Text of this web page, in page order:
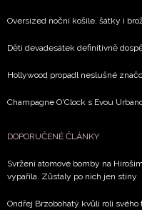
Oversized noční košile, šátky i
Děti devadesátek definitivně
Hollywood propadl neslušné
Champagne O'Clock s Evou
DOPORUČENÉ ČLÁNKY
Svržení atomové bomby na
vypařila. Zůstaly po nich jen stíny
Ondřej Brzobohatý kvůli roli